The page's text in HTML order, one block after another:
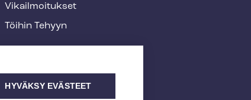
Vi­kail­moi­tuk­set
Töihin Tehyyn
HYVÄKSY EVÄSTEET